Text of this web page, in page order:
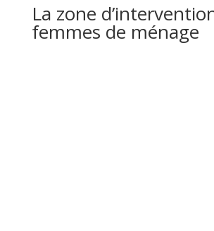
La zone
femmes de ménage